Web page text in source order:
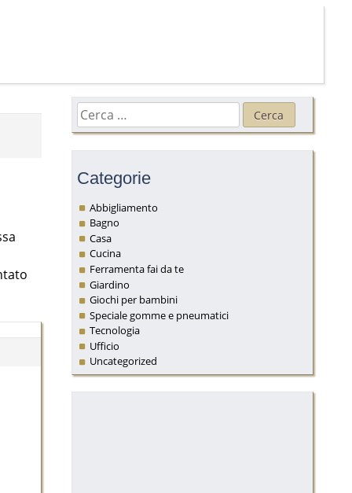
Ricerca
per:
Categorie
Abbigliamento
Bagno
Casa
Cucina
Ferramenta fai da te
Giardino
Giochi per bambini
Speciale gomme e pneumatici
Tecnologia
Ufficio
Uncategorized